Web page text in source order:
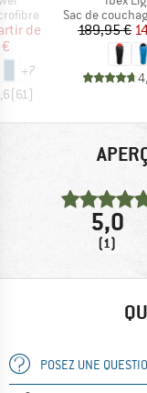
réduit
de
+7
(61 )
Product group
Sac de couchage
189,95 €
5,0
(1)
POSEZ UNE